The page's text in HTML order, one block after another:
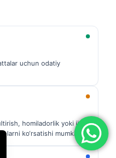
uchun odatiy
homiladorlik yoki jigar
ko‘rsatishi mumkin